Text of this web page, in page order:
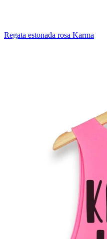
Regata estonada rosa Karma